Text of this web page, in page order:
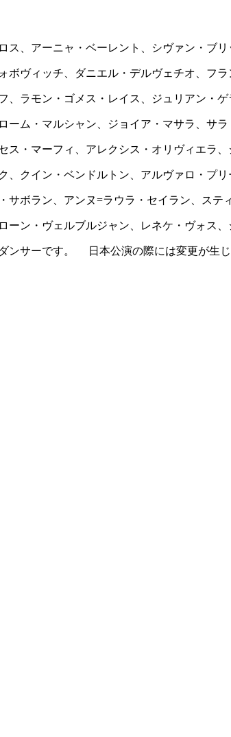
、アーニャ・ベーレント、シヴァン・ブ
ヴィッチ、ダニエル・デルヴェチオ、フ
ラモン・ゴメス・レイス、ジュリアン・
ム・マルシャン、ジョイア・マサラ、サ
・マーフィ、アレクシス・オリヴィエラ
クイン・ベンドルトン、アルヴァロ・プ
ボラン、アンヌ=ラウラ・セイラン、ステ
ン・ヴェルブルジャン、レネケ・ヴォス
ンサーです。 日本公演の際には変更が